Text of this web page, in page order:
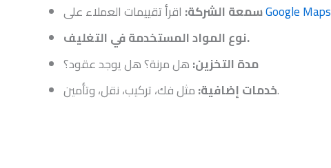
سمعة الشركة:Google Maps
نوع المواد المستخدمة في التغليف.
مدة التخزين:هل مرنة؟ هل يوجد عقود؟
خدمات إضافية:مثل فك، تركيب، نقل، وتأمين.